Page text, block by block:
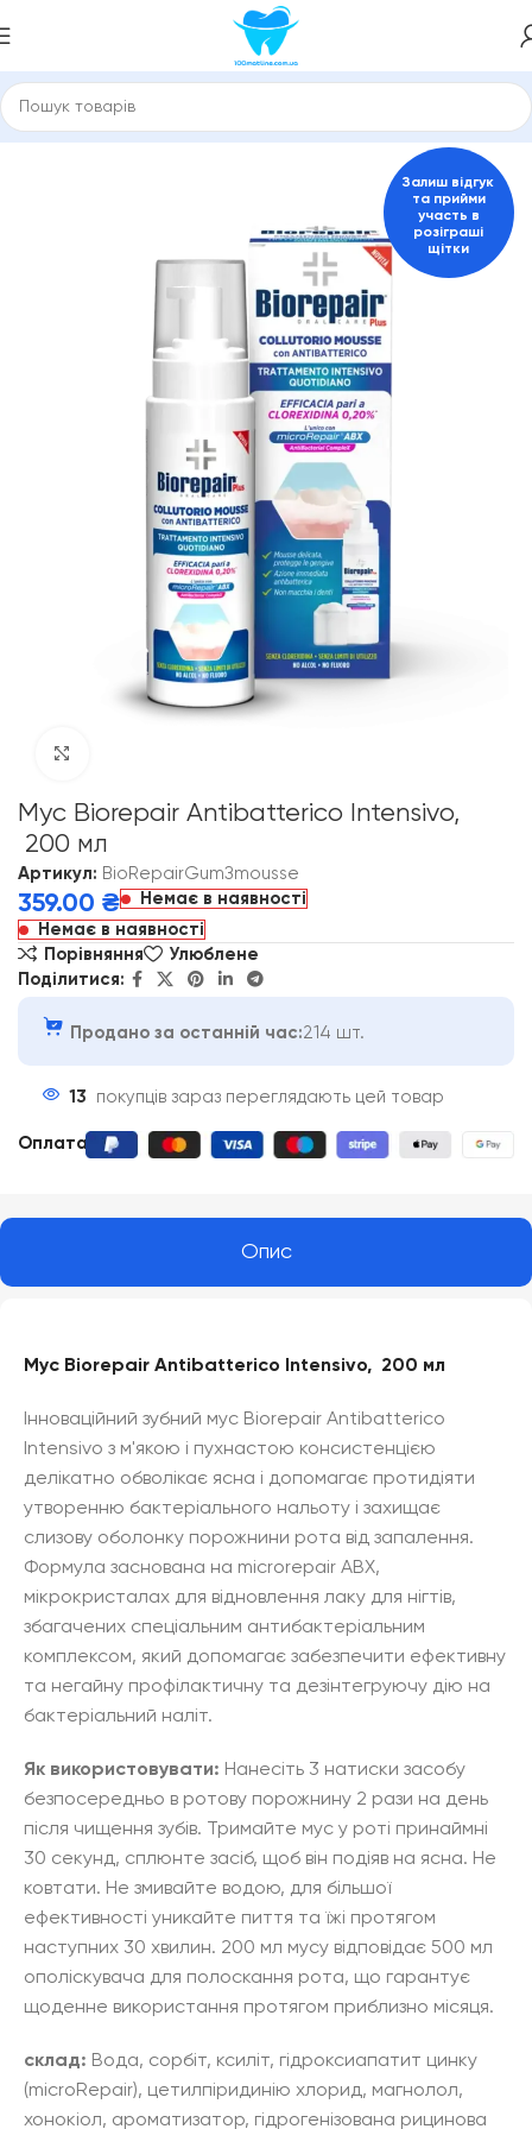
пасти та засоби для гігієни порожнини рота BioRepair
Залиш відгук
та прийми
участь в
розіграші
щітки
Мус Biorepair Antibatterico Intensivo,
200 мл
Артикул: BioRepairGumЗmousse
359.00 ₴
Немає в наявності
Немає в наявності
Порівняння
Улюблене
Поділитися:
Продано за останній час:214 шт.
13 покупців зараз переглядають цей товар
Оплата
Опис
Мус Biorepair Antibatterico Intensivo, 200 мл
Інноваційний зубний мус Biorepair Antibatterico
Intensivo з м'якою і пухнастою консистенцією
делікатно обволікає ясна і допомагає протидіяти
утворенню бактеріального нальоту і захищає
слизову оболонку порожнини рота від запалення.
Формула заснована на microrepair ABX,
мікрокристалах для відновлення лаку для нігтів,
збагачених спеціальним антибактеріальним
комплексом, який допомагає забезпечити ефективну
та негайну профілактичну та дезінтегруючу дію на
бактеріальний наліт.
Як використовувати: Нанесіть 3 натиски засобу
безпосередньо в ротову порожнину 2 рази на день
після чищення зубів. Тримайте мус у роті принаймні
30 секунд, сплюнте засіб, щоб він подіяв на ясна. Не
ковтати. Не змивайте водою, для більшої
ефективності уникайте пиття та їжі протягом
наступних 30 хвилин. 200 мл мусу відповідає 500 мл
ополіскувача для полоскання рота, що гарантує
щоденне використання протягом приблизно місяця.
склад: Вода, сорбіт, ксиліт, гідроксиапатит цинку
(microRepair), цетилпіридинію хлорид, магнолол,
хонокіол, ароматизатор, гідрогенізована рицинова